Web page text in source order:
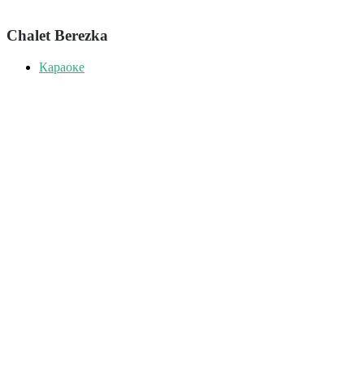
Chalet Berezka
Караоке